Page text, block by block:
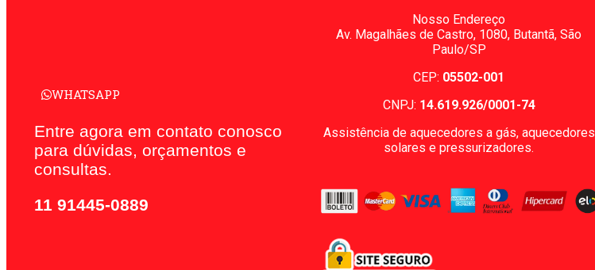
WHATSAPP
Entre agora em contato conosco
para dúvidas, orçamentos e
consultas.
11 91445-0889
Nosso Endereço
Av. Magalhães de Castro, 1080, Butantã, São
Paulo/SP
CEP: 05502-001
CNPJ: 14.619.926/0001-74
Assistência de aquecedores a gás, aquecedores
solares e pressurizadores.